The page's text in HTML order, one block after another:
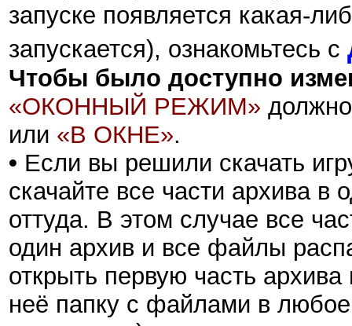
запуске появляется какая-
запускается), ознакомьтесь с
Чтобы было доступно
«ОКОННЫЙ РЕЖИМ»
или «В ОКНЕ».
• Если вы решили скачать
скачайте все части архива в
оттуда. В этом случае все
один архив и все файлы
открыть первую часть архива
неё папку с файлами в